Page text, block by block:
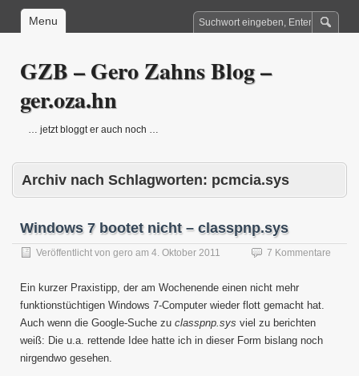
Menu
GZB – Gero Zahns Blog –
ger.oza.hn
… jetzt bloggt er auch noch …
Archiv nach Schlagworten: pcmcia.sys
Windows 7 bootet nicht – classpnp.sys
Veröffentlicht von gero am 4. Oktober 2011 7 Kommentare
Ein kurzer Praxistipp, der am Wochenende einen nicht mehr
funktionstüchtigen Windows 7-Computer wieder flott gemacht hat.
Auch wenn die Google-Suche zu classpnp.sys viel zu berichten
weiß: Die u.a. rettende Idee hatte ich in dieser Form bislang noch
nirgendwo gesehen.